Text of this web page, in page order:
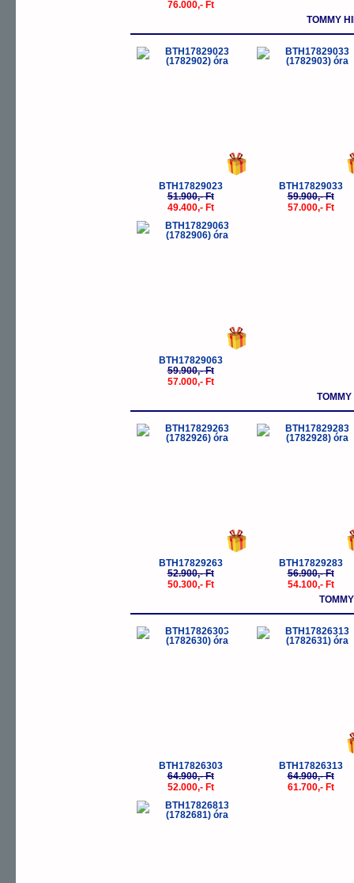
76.000,- Ft
TOMMY
-5%
BTH17829023
51.900,- Ft
49.400,- Ft
-
BTH17829033
59.900,- Ft
57.000,- Ft
-5%
BTH17829063
59.900,- Ft
57.000,- Ft
-5%
BTH17829263
52.900,- Ft
50.300,- Ft
-
BTH17829283
56.900,- Ft
54.100,- Ft
-20%
BTH17826303
64.900,- Ft
52.000,- Ft
-
BTH17826313
64.900,- Ft
61.700,- Ft
-5%